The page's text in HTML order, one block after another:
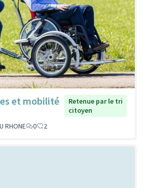
et mobilité
Retenue par le tri
citoyen
RHONE
0 2